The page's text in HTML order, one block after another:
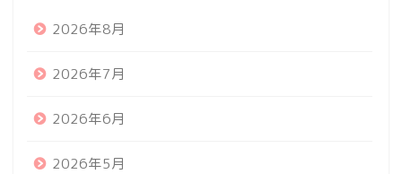
2026年8月
2026年7月
2026年6月
2026年5月